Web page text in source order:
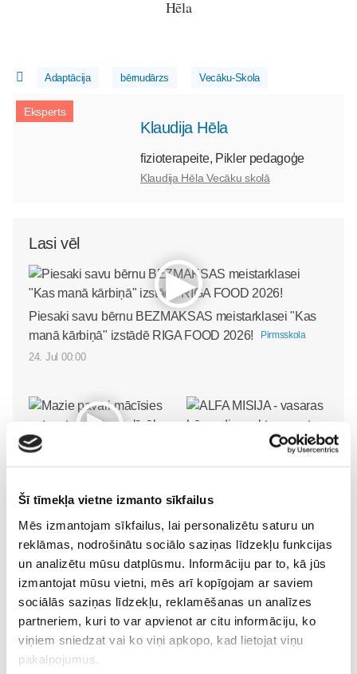
Šī tīmekļa vietne izmanto sīkfailus
Mēs izmantojam sīkfailus, lai personalizētu saturu un
reklāmas, nodrošinātu sociālo saziņas līdzekļu funkcijas
un analizētu mūsu datplūsmu. Informāciju par to, kā jūs
izmantojat mūsu vietni, mēs arī kopīgojam ar saviem
sociālās saziņas līdzekļu, reklamēšanas un analīzes
partneriem, kuri to var apvienot ar citu informāciju, ko
viņiem sniedzat vai ko viņi apkopo, kad lietojat viņu
pakalpojumus.
Hēla
Adaptācija bērnudārzs Vecāku-Skola
Eksperts
Klaudija Hēla
fizioterapeite, Pikler pedagoģe
Klaudija Hēla Vecāku skolā
Lasi vēl
Piesaki savu bērnu BEZMAKSAS meistarklasei "Kas
manā kārbiņā" izstādē RIGA FOOD 2026!
Pirmsskola
24. Jul 00:00
Mazie pavāri mācīsies
izstādē “Riga Food 2026”!
Pirmsskola
30. Jun 00:00
ALFA MISIJA - vasaras
Ikšķilē
30. May 12:43